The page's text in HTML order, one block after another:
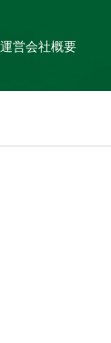
運営会社概要